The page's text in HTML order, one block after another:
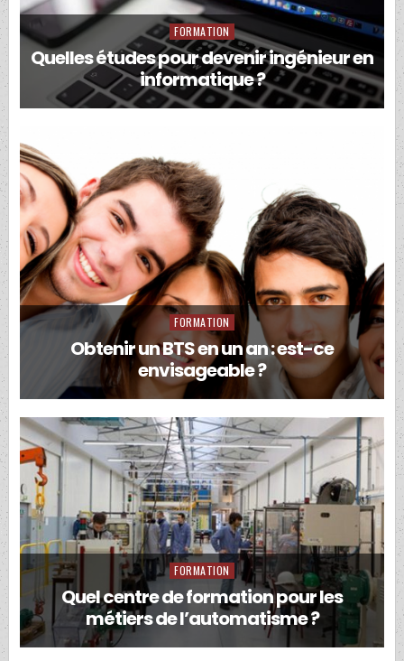
Posted
in
FORMATION
Quelles études pour devenir ingénieur en
informatique ?
Posted
in
FORMATION
Obtenir un BTS en un an : est-ce
envisageable ?
Posted
in
FORMATION
Quel centre de formation pour les
métiers de l’automatisme ?